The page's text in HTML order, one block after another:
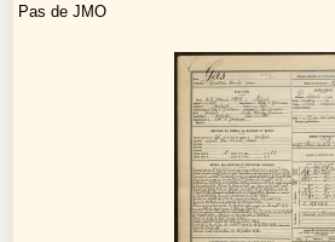
Pas de JMO